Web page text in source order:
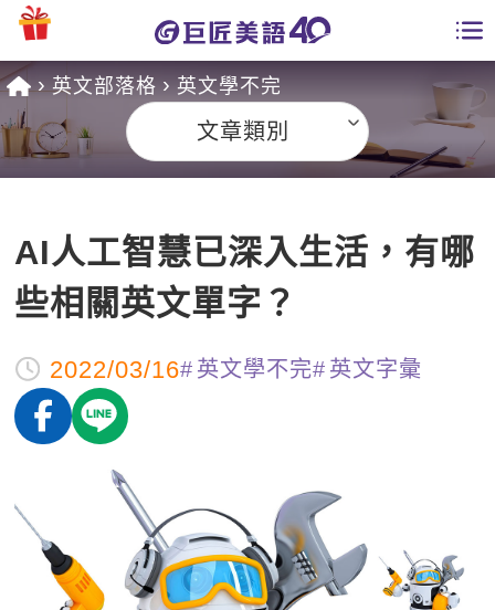
課程總覽
英文課程總表
英文會話
商用英文
英文檢定
TOEIC 多益課程
IELTS 雅思課程
GEPT 全民英檢課程
能力養成
自然發音
英文聽力養成
特色課程
主題課程
線上真人
全國分校
英文部落格
影音學英文
英文能力測驗
師資團隊
學員讚出來
校園贊助
企業服務
學員專區
英文部落格 英文學不完
文章類別
AI人工智慧已深入生活，有哪
些相關英文單字？
2022/03/16 英文學不完 英文字彙